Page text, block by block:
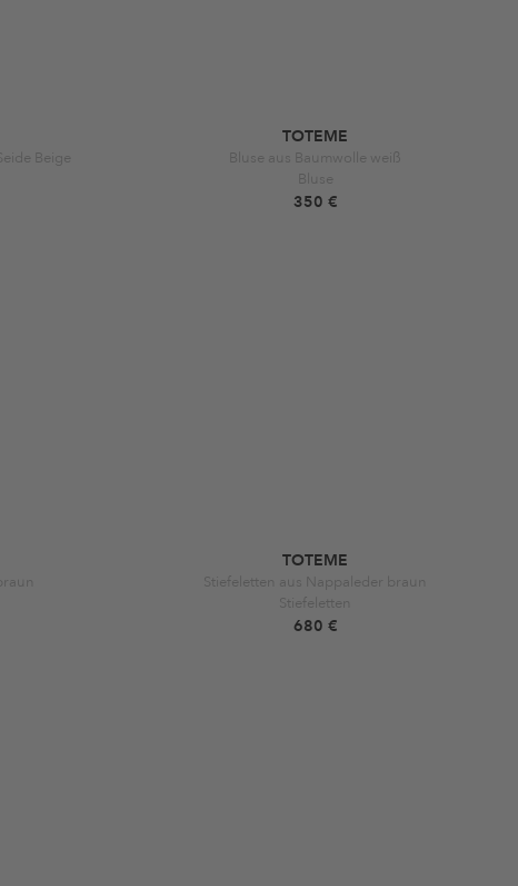
Beige
TOTEME
Bluse aus Baumwolle weiß
Bluse
350 €
TOTEME
Stiefeletten aus Nappaleder braun
Stiefeletten
680 €